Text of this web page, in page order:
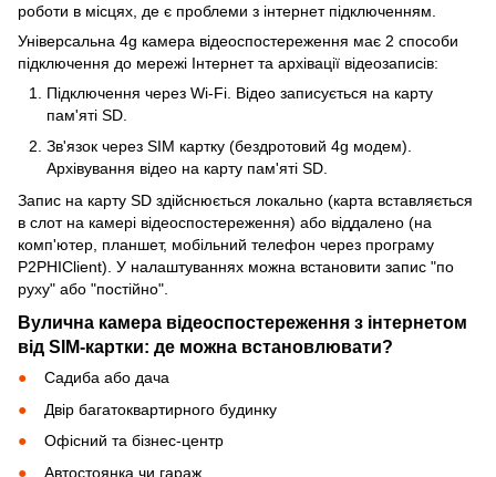
роботи в місцях, де є проблеми з інтернет підключенням.
Універсальна 4g камера відеоспостереження має 2 способи
підключення до мережі Інтернет та архівації відеозаписів:
Підключення через Wi-Fi. Відео записується на карту
пам'яті SD.
Зв'язок через SIM картку (бездротовий 4g модем).
Архівування відео на карту пам'яті SD.
Запис на карту SD здійснюється локально (карта вставляється
в слот на камері відеоспостереження) або віддалено (на
комп'ютер, планшет, мобільний телефон через програму
P2PHIClient). У налаштуваннях можна встановити запис "по
руху" або "постійно".
Вулична камера відеоспостереження з інтернетом
від SIM-картки: де можна встановлювати?
Садиба або дача
Двір багатоквартирного будинку
Офісний та бізнес-центр
Автостоянка чи гараж